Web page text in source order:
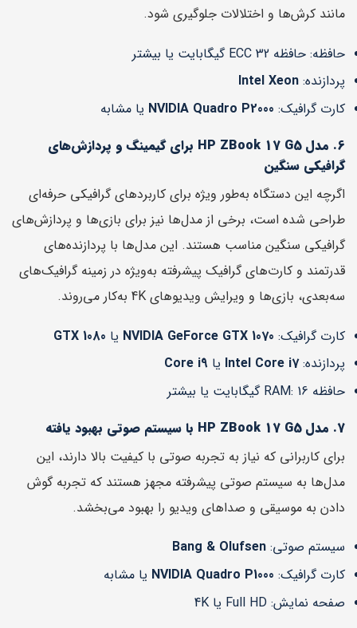
مانند کرش‌ها و اختلالات جلوگیری شود.
حافظه: حافظه ECC 32 گیگابایت یا بیشتر
پردازنده: Intel Xeon
کارت گرافیک: NVIDIA Quadro P2000 یا مشابه
6. مدل HP ZBook 17 G5 برای گیمینگ و پردازش‌های
گرافیکی سنگین
اگرچه این دستگاه به‌طور ویژه برای کاربردهای گرافیکی حرفه‌ای
طراحی شده است، برخی از مدل‌ها نیز برای بازی‌ها و پردازش‌های
گرافیکی سنگین مناسب هستند. این مدل‌ها با پردازنده‌های
قدرتمند و کارت‌های گرافیک پیشرفته به‌ویژه در زمینه گرافیک‌های
سه‌بعدی، بازی‌ها و ویرایش ویدیوهای 4K به‌کار می‌روند.
کارت گرافیک: NVIDIA GeForce GTX 1070 یا GTX 1080
پردازنده:Intel Core i7 یا Core i9
حافظه RAM: 16 گیگابایت یا بیشتر
7. مدل HP ZBook 17 G5 با سیستم صوتی بهبود یافته
برای کاربرانی که نیاز به تجربه صوتی با کیفیت بالا دارند، این
مدل‌ها به سیستم صوتی پیشرفته مجهز هستند که تجربه گوش
دادن به موسیقی و صداهای ویدیو را بهبود می‌بخشد.
سیستم صوتی: Bang & Olufsen
کارت گرافیک: NVIDIA Quadro P1000 یا مشابه
صفحه نمایش: Full HD یا 4K